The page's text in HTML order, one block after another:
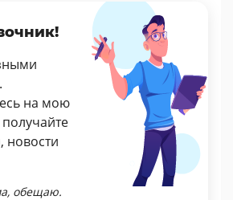
на мою
новости
обещаю.